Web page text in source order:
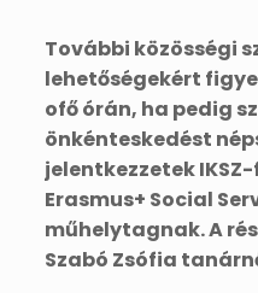
További közösségi
lehetőségekért
ofő órán, ha pedig
önkénteskedést
jelentkezzetek
Erasmus+ Social
műhelytagnak. A
Szabó Zsófia